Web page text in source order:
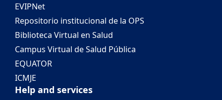
EVIPNet
Repositorio institucional de la OPS
Biblioteca Virtual en Salud
Campus Virtual de Salud Pública
EQUATOR
ICMJE
Help and services